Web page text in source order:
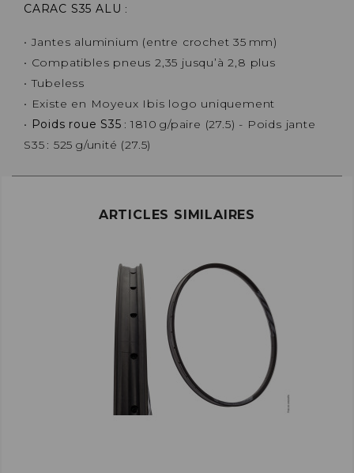
CARAC S35 ALU :
• Jantes aluminium (entre crochet 35 mm)
• Compatibles pneus 2,35 jusqu’à 2,8 plus
• Tubeless
• Existe en Moyeux Ibis logo uniquement
• Poids roue S35 : 1810 g/paire (27.5) - Poids jante
S35 : 525 g/unité (27.5)
ARTICLES SIMILAIRES